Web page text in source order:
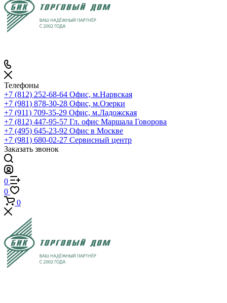
Телефоны
+7 (812) 252-68-64 Офис, м.Нарвская
+7 (981) 878-30-28 Офис, м.Озерки
+7 (911) 709-35-29 Офис, м.Ладожская
+7 (812) 447-95-57 Гл. офис Маршала Говорова
+7 (495) 645-23-92 Офис в Москве
+7 (981) 680-02-27 Сервисный центр
Заказать звонок
0
0
0